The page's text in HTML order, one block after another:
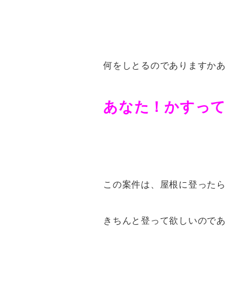
何をしとるのでありますかあ
あなた！かすっ
この案件は、屋根に登った
きちんと登って欲しいのであ